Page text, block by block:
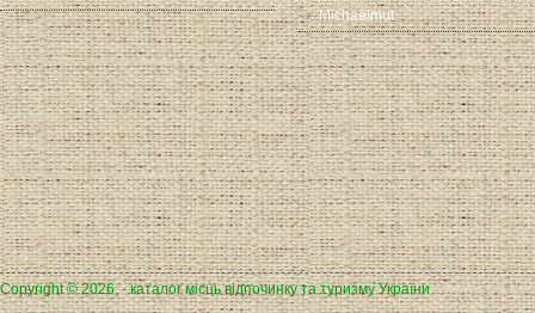
Michaelmut
Copyright © 2026, - каталог місць відпочинку та туризму України